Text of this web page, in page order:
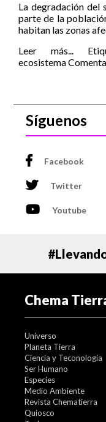
La degradación del
parte de la
habitan las zonas
Leer más...
ecosistema
Síguenos
Facebook
Twitter
Youtube
Chema
Universo
Planeta Tierra
Ciencia y Teconología
Ser Humano
Especies
Medio Ambiente
Revista Chematierra
Quiosco